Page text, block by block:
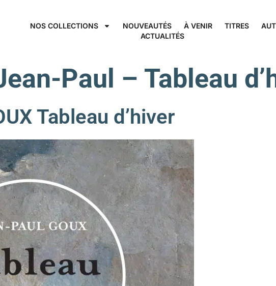
NOS COLLECTIONS NOUVEAUTÉS À VENIR TITRES
ACTUALITÉS
Paul – Tableau
Tableau d’hiver